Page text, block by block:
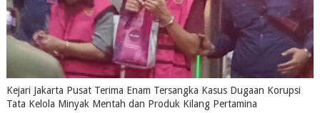
Kejari Jakarta Pusat Terima Enam Tersangka Kasus Dugaan Korupsi
Tata Kelola Minyak Mentah dan Produk Kilang Pertamina